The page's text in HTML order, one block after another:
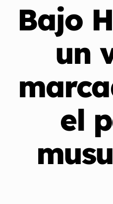
Bajo
un
el